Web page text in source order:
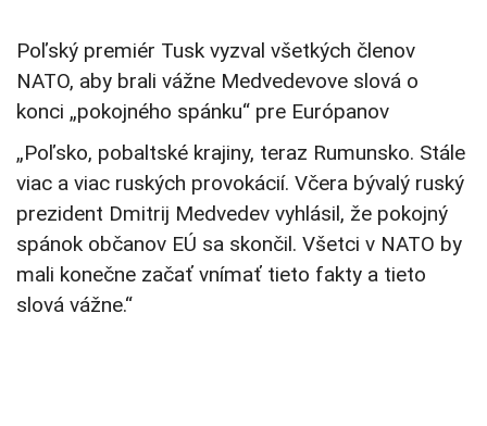
Poľský premiér Tusk vyzval všetkých členov
NATO, aby brali vážne Medvedevove slová o
konci „pokojného spánku“ pre Európanov
„Poľsko, pobaltské krajiny, teraz Rumunsko. Stále
viac a viac ruských provokácií. Včera bývalý ruský
prezident Dmitrij Medvedev vyhlásil, že pokojný
spánok občanov EÚ sa skončil. Všetci v NATO by
mali konečne začať vnímať tieto fakty a tieto
slová vážne.“